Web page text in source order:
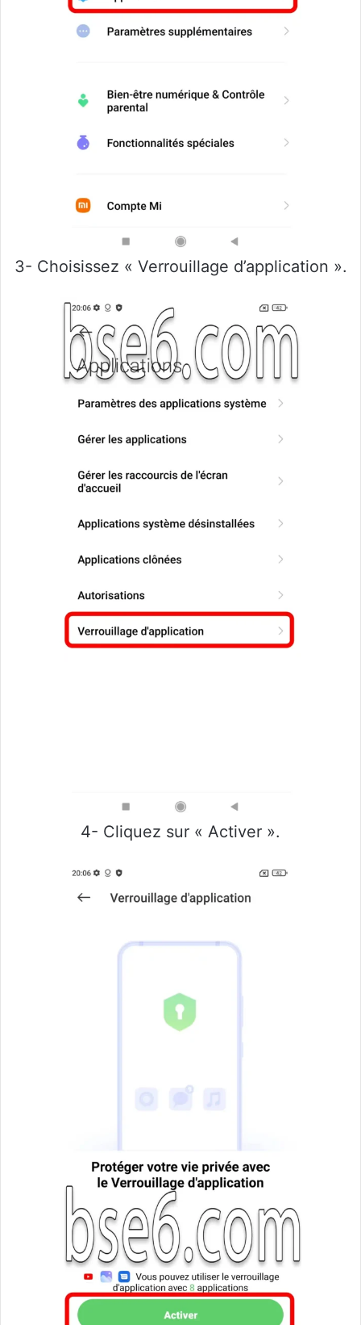
3- Choisissez « Verrouillage d’application ».
4- Cliquez sur « Activer ».